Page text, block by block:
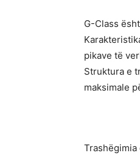
G-Class
pikave të
Struktura e
maksimale
Trashëgimia